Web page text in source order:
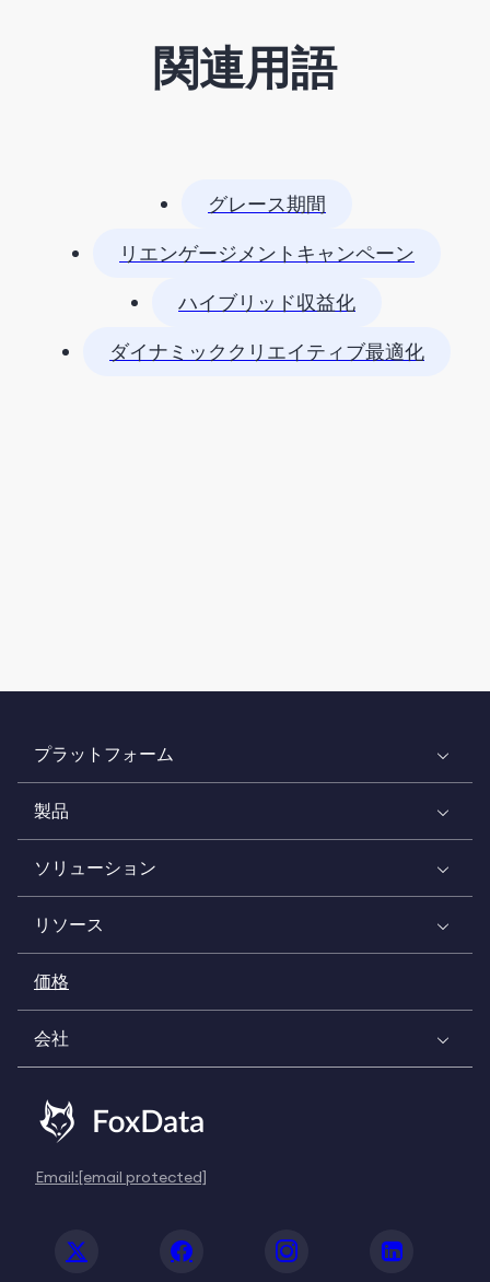
関連用語
グレース期間
リエンゲージメントキャンペーン
ハイブリッド収益化
ダイナミッククリエイティブ最適化
プラットフォーム
製品
ソリューション
リソース
価格
会社
Email:[email protected]